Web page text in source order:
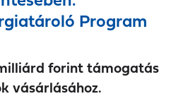
Program
forint támogatás
vásárlásához.